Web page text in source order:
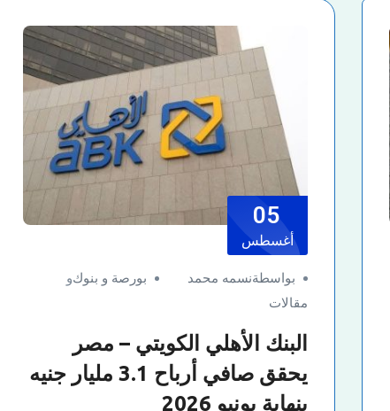
05
أغسطس
بواسطةنسمه محمد بورصة و بنوكو
مقالات
البنك الأهلي الكويتي – مصر
يحقق صافي أرباح 3.1 مليار جنيه
بنهاية يونيو 2026